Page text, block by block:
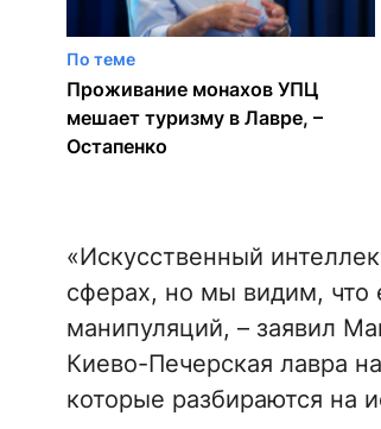
По теме
Проживание монахов УПЦ
мешает туризму в Лавре, –
Остапенко
«Искусственный
сферах, но мы видим, что
манипуляций, – заявил
Киево-Печерская лавра
которые разбираются на